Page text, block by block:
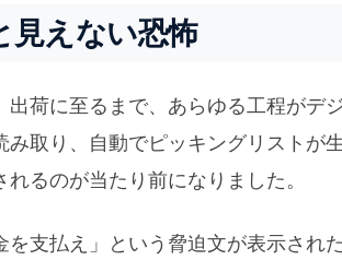
見えない恐怖
荷に至るまで、あらゆる工程がデ
取り、自動でピッキングリストが
るのが当たり前になりました。
支払え」という脅迫文が表示され